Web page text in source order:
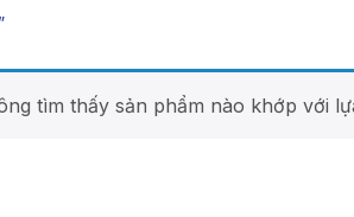
tìm thấy sản phẩm nào khớp với